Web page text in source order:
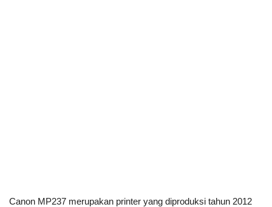
Canon MP237 merupakan printer yang diproduksi tahun 2012